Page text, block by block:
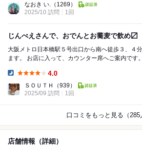
なおき い. （1269）
2025/10 訪問
1回
じんべえさんで、おでんとお蕎麦で飲め〼
大阪メトロ日本橋駅５号出口から南へ徒歩３、４
ます。 お店に入って、カウンター席へご案内です。２Ｆにも席がありま
4.0
ＳＯＵＴＨ
（939）
2025/09 訪問
1回
口コミをもっと見る（285
店舗情報（詳細）